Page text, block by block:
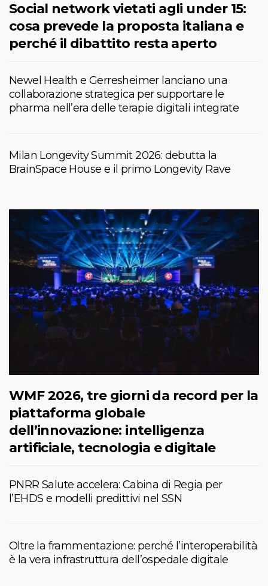
Social network vietati agli under 15:
cosa prevede la proposta italiana e
perché il dibattito resta aperto
Newel Health e Gerresheimer lanciano una
collaborazione strategica per supportare le
pharma nell’era delle terapie digitali integrate
Milan Longevity Summit 2026: debutta la
BrainSpace House e il primo Longevity Rave
WMF 2026, tre giorni da record per la
piattaforma globale
dell’innovazione: intelligenza
artificiale, tecnologia e digitale
PNRR Salute accelera: Cabina di Regia per
l’EHDS e modelli predittivi nel SSN
Oltre la frammentazione: perché l’interoperabilità
è la vera infrastruttura dell’ospedale digitale